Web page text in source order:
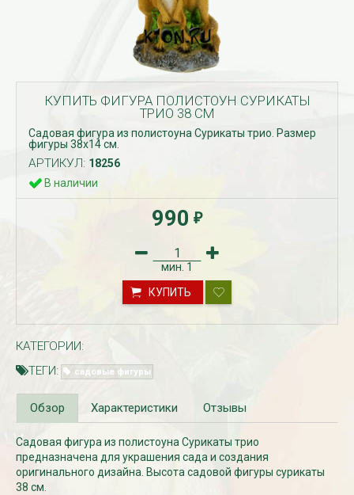
КУПИТЬ ФИГУРА ПОЛИСТОУН СУРИКАТЫ
ТРИО 38 СМ
Садовая фигура из полистоуна Сурикаты трио. Размер
фигуры 38х14 см.
АРТИКУЛ: 18256
В наличии
990 ₽
мин. 1
КУПИТЬ
КАТЕГОРИИ:
ТЕГИ:
садовые фигуры
Обзор Характеристики Отзывы
Садовая фигура из полистоуна Сурикаты трио
предназначена для украшения сада и создания
оригинального дизайна. Высота садовой фигуры сурикаты
38 см.